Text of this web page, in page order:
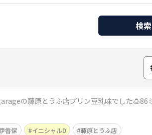
検索
の藤原とうふ店プリン豆乳味でした
香保 イニシャルD 藤原とうふ店